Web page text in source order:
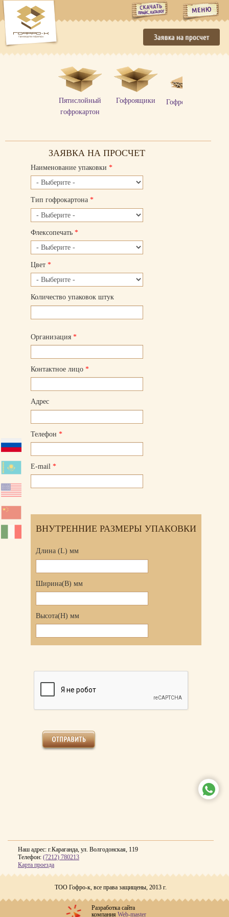
Пятислойный
гофрокартон
Гофроящики
Гофролисты,рулон
www
ЗАЯВКА НА ПРОСЧЕТ
Наименование упаковки *
Тип гофрокартона *
Флексопечать *
Цвет *
Количество упаковок штук
Организация *
Контактное лицо *
Адрес
Телефон *
E-mail *
ВНУТРЕННИЕ РАЗМЕРЫ УПАКОВКИ
Длина (L) мм
Ширина(B) мм
Высота(H) мм
Наш адрес: г.Караганда, ул. Волгодонская, 119
Телефон: (7212) 780213
Карта проезда
ТОО Гофро-к, все права защищены, 2013 г.
Разработка сайта
компанияWeb-master